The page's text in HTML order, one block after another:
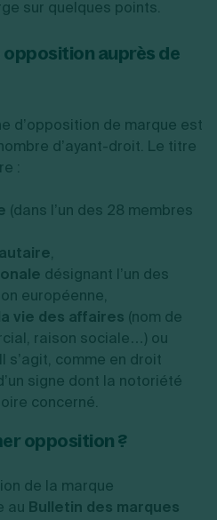
sur quelques points.
auprès de
d’opposition de marque est
d’ayant-droit. Le titre
:
(dans l’un des 28 membres
,
désignant l’un des
européenne,
vie des affaires (nom de
raison sociale…) ou
Il s’agit, comme en droit
signe dont la notoriété
concerné.
opposition ?
de la marque
au Bulletin des marques